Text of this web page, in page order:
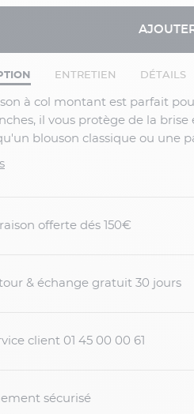
ENTRETIEN DÉTAILS
il vous protège de la
blouson classique ou une
à votre tenue grâce à son
offerte dés 150€
& échange gratuit 30 jours
client 01 45 00 00 61
sécurisé